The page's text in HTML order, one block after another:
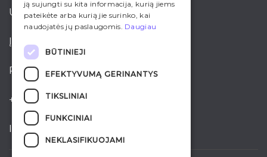
UAB “Ardena”
Įmonės kodas: 221508790
PVM kodas: LT215087917
+370 700 35005
info@ardena.lt
ją sujungti su kita informacija, kurią jiems
pateikėte arba kurią jie surinko, kai
naudojatės jų paslaugomis. Daugiau
BŪTINIEJI
EFEKTYVUMĄ GERINANTYS
TIKSLINIAI
FUNKCINIAI
NEKLASIFIKUOJAMI